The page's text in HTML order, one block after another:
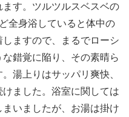
す。ツルツルスベスベの
全身浴していると体中の
ますので、まるでローシ
錯覚に陥り、その素晴ら
湯上りはサッパリ爽快、
ました。浴室に関しては
いましたが、お湯は掛け